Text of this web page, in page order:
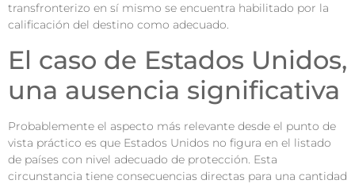
transfronterizo en sí mismo se encuentra habilitado por la
calificación del destino como adecuado.
El caso de Estados Unidos,
una ausencia significativa
Probablemente el aspecto más relevante desde el punto de
vista práctico es que Estados Unidos no figura en el listado
de países con nivel adecuado de protección. Esta
circunstancia tiene consecuencias directas para una cantidad